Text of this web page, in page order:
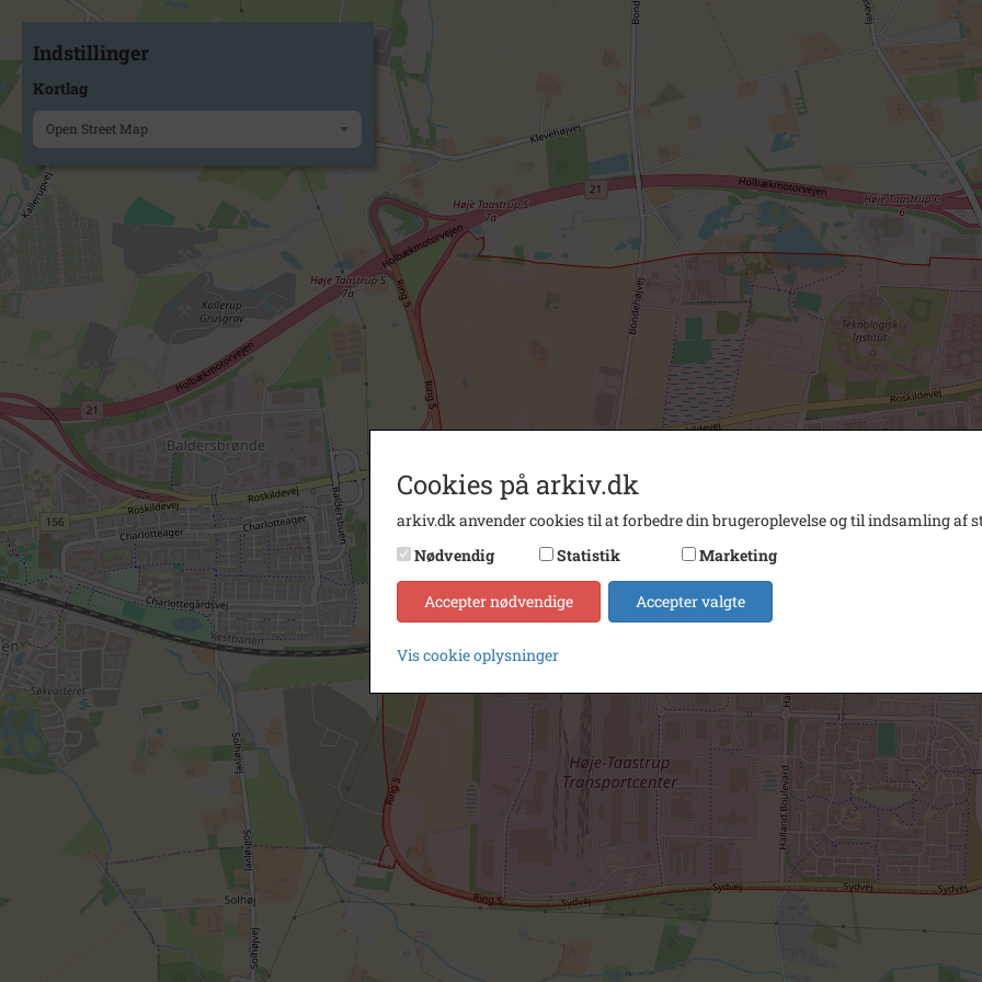
Indstillinger
Kortlag
Open Street Map
Cookies på arkiv.dk
arkiv.dk anvender cookies til at forbedre din brugeroplevelse og til indsamling af
Nødvendig
Statistik Marketing
Accepter nødvendige Accepter valgte
Vis cookie oplysninger